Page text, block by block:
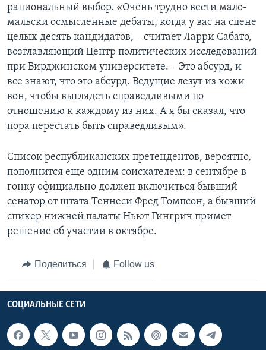
рациональный выбор. «Очень трудно вести мало-
мальски осмысленные дебаты, когда у вас на сцене
целых десять кандидатов, – считает Ларри Сабато,
возглавляющий Центр политических исследований
при Вирджинском университете. – Это абсурд, и
все знают, что это абсурд. Ведущие лезут из кожи
вон, чтобы выглядеть справедливыми по
отношению к каждому из них. А я бы сказал, что
пора перестать быть справедливым».
Список республиканских претендентов, вероятно,
пополнится еще одним соискателем: в сентябре в
гонку официально должен включиться бывший
сенатор от штата Теннеси Фред Томпсон, а бывший
спикер нижней палаты Ньют Гингрич примет
решение об участии в октябре.
Поделиться Follow us
СОЦИАЛЬНЫЕ СЕТИ